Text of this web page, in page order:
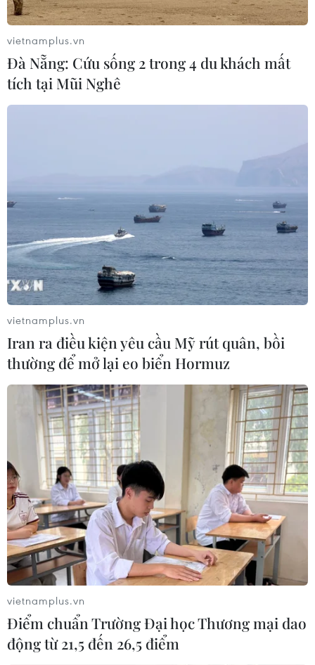
vietnamplus.vn
Đà Nẵng: Cứu sống 2 trong 4 du khách mất
tích tại Mũi Nghê
vietnamplus.vn
Iran ra điều kiện yêu cầu Mỹ rút quân, bồi
thường để mở lại eo biển Hormuz
vietnamplus.vn
Điểm chuẩn Trường Đại học Thương mại dao
động từ 21,5 đến 26,5 điểm